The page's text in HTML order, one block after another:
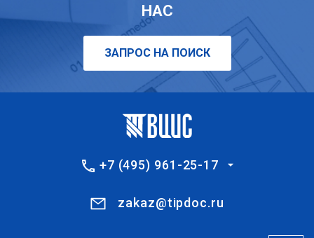
НАС
ЗАПРОС НА ПОИСК
+7 (495) 961-25-17
zakaz@tipdoc.ru